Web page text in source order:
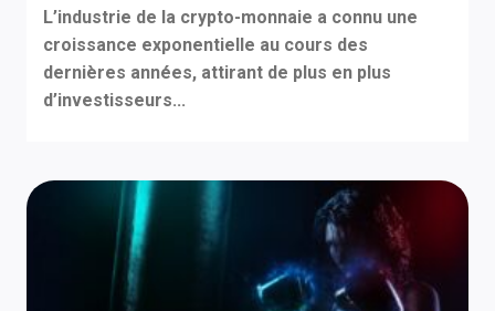
L’industrie de la crypto-monnaie a connu une
croissance exponentielle au cours des
dernières années, attirant de plus en plus
d’investisseurs...